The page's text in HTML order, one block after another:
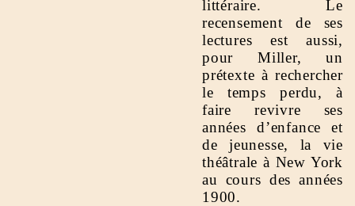
littéraire. Le
recensement de ses
lectures est aussi,
pour Miller, un
prétexte à rechercher
le temps perdu, à
faire revivre ses
années d’enfance et
de jeunesse, la vie
théâtrale à New York
au cours des années
1900.